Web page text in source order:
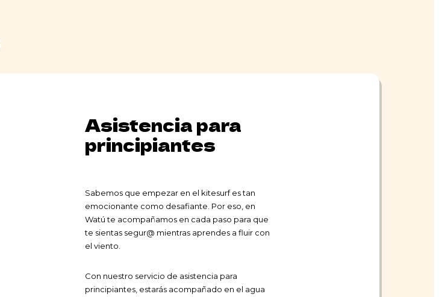
Asistencia para
principiantes
Sabemos que empezar en el kitesurf es tan
emocionante como desafiante. Por eso, en
Watú te acompañamos en cada paso para que
te sientas segur@ mientras aprendes a fluir con
el viento.
Con nuestro servicio de asistencia para
principiantes, estarás acompañado en el agua